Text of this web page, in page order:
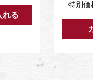
れる
特別価